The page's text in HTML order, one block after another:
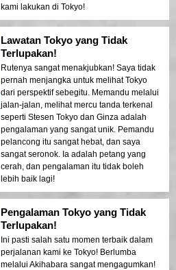
kami lakukan di Tokyo!
Lawatan Tokyo yang Tidak
Terlupakan!
Rutenya sangat menakjubkan! Saya tidak
pernah menjangka untuk melihat Tokyo
dari perspektif sebegitu. Memandu melalui
jalan-jalan, melihat mercu tanda terkenal
seperti Stesen Tokyo dan Ginza adalah
pengalaman yang sangat unik. Pemandu
pelancong itu sangat hebat, dan saya
sangat seronok. Ia adalah petang yang
cerah, dan pengalaman itu tidak boleh
lebih baik lagi!
Pengalaman Tokyo yang Tidak
Terlupakan!
Ini pasti salah satu momen terbaik dalam
perjalanan kami ke Tokyo! Berlumba
melalui Akihabara sangat mengagumkan!